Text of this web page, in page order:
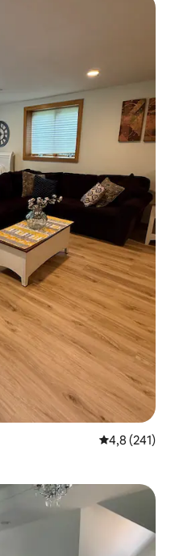
5 üzerinden
4,8 (241)
arasında